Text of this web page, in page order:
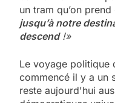
un tram qu’on
jusqu’à notre
descend!»
Le voyage politique
commencé il y a un
reste aujourd'hui